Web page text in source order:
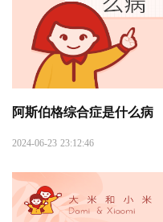
阿斯伯格综合症是什么病
2024-06-23 23:12:46